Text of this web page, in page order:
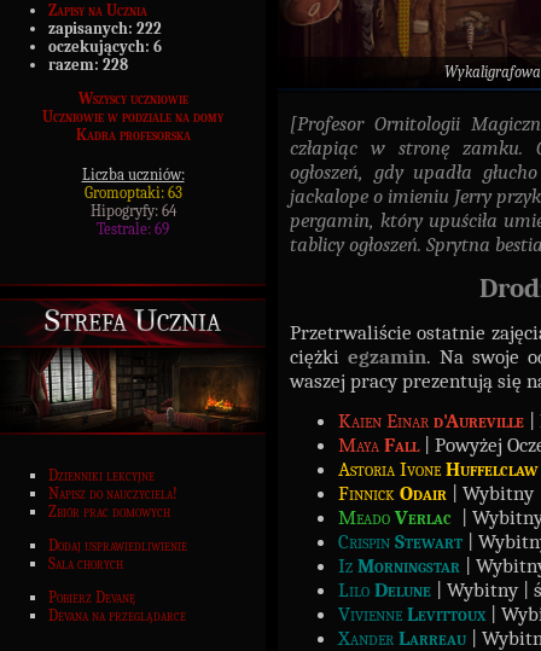
Zapisy na Ucznia
zapisanych: 222
oczekujących: 6
razem: 228
Wszyscy uczniowie
Uczniowie w podziale na domy
Kadra profesorska
Liczba uczniów:
Gromoptaki: 63
Hipogryfy: 64
Testrale: 69
Strefa Ucznia
Dzienniki lekcyjne
Napisz do nauczyciela!
Zbiór prac domowych
Dodaj usprawiedliwienie
Sala chorych
Pobierz Devanę
Devana na przeglądarce
[Profesor Ornitologii
człapiąc w stronę zamku.
ogłoszeń, gdy upadła
jackalope o imieniu Jerry
pergamin, który upuściła
tablicy ogłoszeń. Sprytna
Przetrwaliście ostatnie
ciężki egzamin. Na swoje
waszej pracy prezentują się
Kaien Einard'Aureville
Maya Fall| Powyżej
Astoria IvoneHuffelclaw
Finnick Odair
|
Meado Verlac
|
Crispin Stewart |
Iz Morningstar
|
Lilo Delune | Wybitny |
Vivienne Levittoux
|
Xander Larreau
|